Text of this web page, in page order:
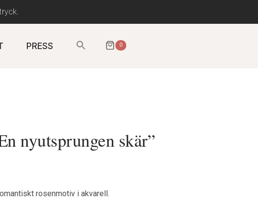
PRESS
Sök
efter:
0
nyutsprungen skär”
rosenmotiv i akvarell.